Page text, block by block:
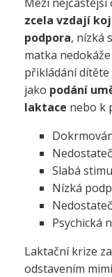
zcela vzdají
podpora, nízká
matka
přikládání dítěte
jako podání
laktace nebo k
Slabá
Nízká
Psychická
Laktační krize
odstavením